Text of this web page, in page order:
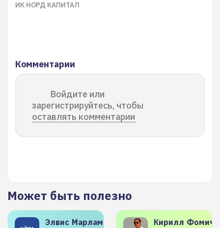
ИК НОРД КАПИТАЛ
Комментарии
Войдите или
зарегистрируйтесь, чтобы
оставлять комментарии
Может быть полезно
Элвис Марламов Кирилл